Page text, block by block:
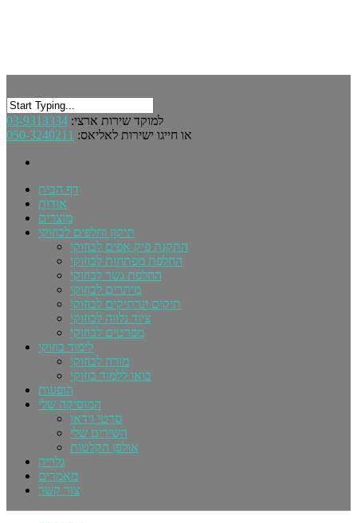
למוקד שירות ארצי: 03-9313334
או חייגו ישירות לאליאס: 050-3240211
דף הבית
אודות
מוצרים
תיקון וחלפים לבוזוקי
התקנת פיק אפים לבוזוקי
החלפת מפתחות לבוזוקי
החלפת גשר לבוזוקי
מיתרים לבוזוקי
תיקים ונרתיקים לבוזוקי
ציוד נלווה לבוזוקי
מפרטים לבוזוקי
לימוד בוזוקי
מורה לבוזוקי
בואו ללמוד בוזוקי
הופעות
המוסיקה שלי
סרטי וידאו
השירים שלי
אולפן הקלטות
גלריה
מאמרים
צור קשר